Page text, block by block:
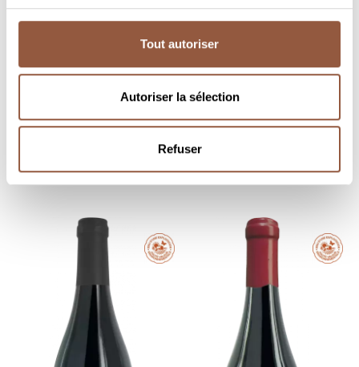
Tout autoriser
Autoriser la sélection
Refuser
White Beaujolais-Villages
La Ronze Blanche
Vignes de 1948